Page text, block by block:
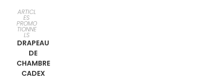
EN
SAVOIR
PLUS
ARTICL
ES
PROMO
TIONNE
LS
DRAPEAU
DE
CHAMBRE
CADEX